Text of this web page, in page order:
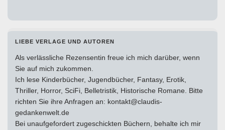
LIEBE VERLAGE UND AUTOREN
Als verlässliche Rezensentin freue ich mich darüber, wenn
Sie auf mich zukommen.
Ich lese Kinderbücher, Jugendbücher, Fantasy, Erotik,
Thriller, Horror, SciFi, Belletristik, Historische Romane. Bitte
richten Sie ihre Anfragen an: kontakt@claudis-
gedankenwelt.de
Bei unaufgefordert zugeschickten Büchern, behalte ich mir